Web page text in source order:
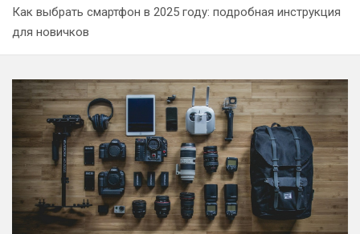
Как выбрать смартфон в 2025 году: подробная инструкция
для новичков